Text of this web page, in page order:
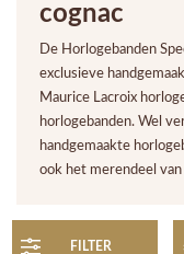
cognac
De Horlogebanden
exclusieve
Maurice Lacroix
horlogebanden. Wel
handgemaakte
ook het merendeel
FILTER